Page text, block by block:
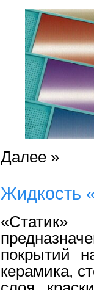
Далее »
Жидкость
покрытий
керамика,